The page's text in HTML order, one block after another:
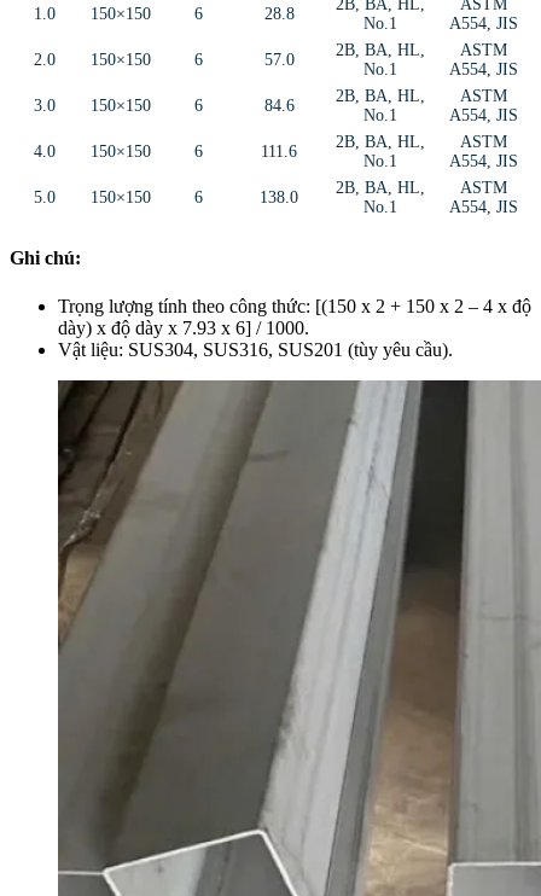
1.0 150×150 6 28.8
2B, BA, HL,
No.1
ASTM
A554, JIS
2.0
150×150 6 57.0
2B, BA, HL,
No.1
ASTM
A554, JIS
3.0
150×150 6 84.6
2B, BA, HL,
No.1
ASTM
A554, JIS
4.0
150×150 6 111.6
2B, BA, HL,
No.1
ASTM
A554, JIS
5.0
150×150 6 138.0
2B, BA, HL,
No.1
ASTM
A554, JIS
Ghi chú:
Trọng lượng tính theo công thức: [(150 x 2 + 150 x 2 – 4 x độ
dày) x độ dày x 7.93 x 6] / 1000.
Vật liệu: SUS304, SUS316, SUS201 (tùy yêu cầu).